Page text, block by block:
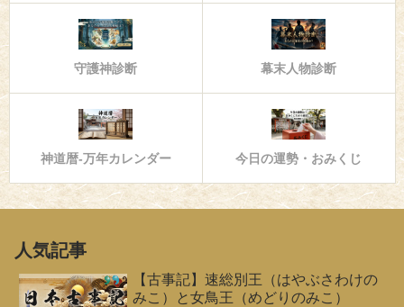
守護神診断 幕末人物診断
神道暦-万年カレンダー 今日の運勢・おみくじ
人気記事
【古事記】速総別王（はやぶさわけの
みこ）と女鳥王（めどりのみこ）